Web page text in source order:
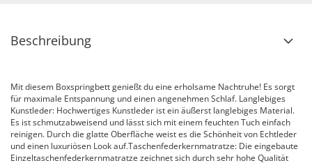
Beschreibung
Mit diesem Boxspringbett genießt du eine erholsame Nachtruhe! Es sorgt
für maximale Entspannung und einen angenehmen Schlaf. Langlebiges
Kunstleder: Hochwertiges Kunstleder ist ein äußerst langlebiges Material.
Es ist schmutzabweisend und lässt sich mit einem feuchten Tuch einfach
reinigen. Durch die glatte Oberfläche weist es die Schönheit von Echtleder
und einen luxuriösen Look auf.Taschenfederkernmatratze: Die eingebaute
Einzeltaschenfederkernmatratze zeichnet sich durch sehr hohe Qualität